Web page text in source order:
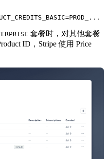
=PROD_...
套餐时，对其他套餐
ID，Stripe 使用 Price